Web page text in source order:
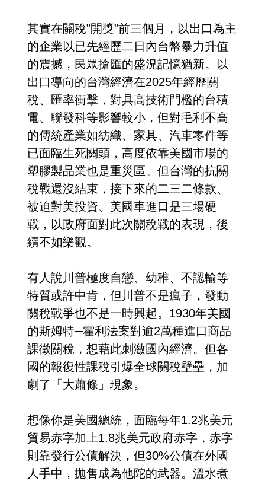
環境/資源/能源
交通運輸
中美台
正能量
餐飲美食
蔬/素食
法制/司法/監督
防災/救災
考試/監察
國安/國防/外交
都市發展與都市建設
財務金融/稅制改革
其實在關稅”開獎”前三個月，以出口為主
的企業以已先經歷二日內台幣暴力升值
的震撼，民眾搶匯的盛況記憶猶新。以
出口導向的台灣經濟在2025年經歷關
稅、匯率衝擊，對具高技術門檻的台積
電、聯發科等影響較小，但對毛利不高
的傳統產業如紡織、家具、汽車零件等
已面臨生死關頭，高度依靠美國市場的
塑膠製品業也是重災區。但台灣的抗關
稅戰還沒結束，接下來的二三二條款、
被迫對美投資、美國車進口是三場硬
戰，以政府面對此次關稅戰的表現，後
續不如樂觀。
有人說川普極度自戀、幼稚、不認輸等
特質或許中肯，但川普不是瘋子，發動
關稅戰爭也不是一時興起。1930年美國
的斯姆特─霍利法案對逾2萬種進口商品
課徵關稅，想藉此刺激國內經濟。但各
國的報復性課稅引爆全球關稅壁壘，加
劇了「大蕭條」現象。
想像你是美國總統，面臨每年1.2兆美元
貿易赤字加上1.8兆美元政府赤字，赤字
則靠發行公債解決，但30%公債在外國
人手中，拋售成為他陀的武器。溫水煮